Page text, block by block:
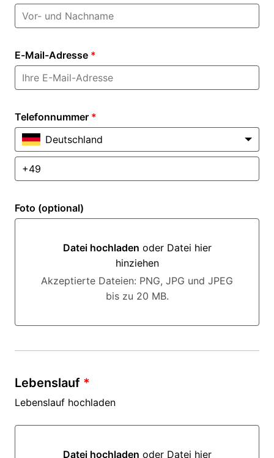
E-Mail-Adresse *
Telefonnummer *
Deutschland
Foto (optional)
Datei hochladen oder Datei hier
hinziehen
Datei hochladen oder Datei hier hinziehen
Akzeptierte Dateien: PNG, JPG und JPEG
bis zu 20 MB.
Lebenslauf *
Lebenslauf hochladen
Datei hochladen oder Datei hier